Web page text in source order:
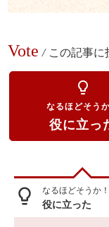
Vote / この記事に
lightbulb_outline
なるほどそうか
役に立っ
lightbulb_outline なるほどそうか！
役に立った